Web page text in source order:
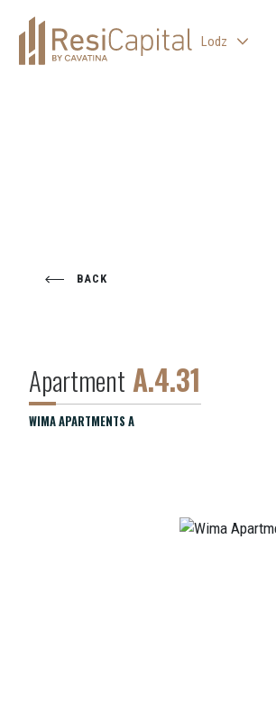
Lodz
BACK
WIMA APARTMENTS A
Apartment A.4.31